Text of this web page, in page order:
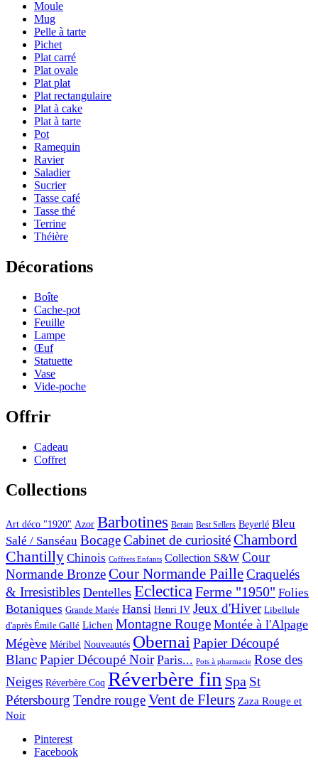
Moule
Mug
Pelle à tarte
Pichet
Plat carré
Plat ovale
Plat plat
Plat rectangulaire
Plat à cake
Plat à tarte
Pot
Ramequin
Ravier
Saladier
Sucrier
Tasse café
Tasse thé
Terrine
Théière
Décorations
Boîte
Cache-pot
Feuille
Lampe
Œuf
Statuette
Vase
Vide-poche
Offrir
Cadeau
Coffret
Collections
Art déco "1920" Azor Barbotines Berain Best Sellers Beyerlé Bleu
Salé / Sanséau BocageCabinet de curiositéChambord
Chantilly Chinois Coffrets Enfants Collection S&W Cour
Normande BronzeCour Normande PailleCraquelés
& Irresistibles Dentelles EclecticaFerme "1950" Folies
Botaniques Grande Marée Hansi Henri IV Jeux d'Hiver Libellule
d'après Émile Gallé Lichen Montagne Rouge Montée à l'Alpage
Mégève Méribel Nouveautés ObernaiPapier Découpé
BlancPapier Découpé Noir Paris... Pots à pharmacie Rose des
Neiges Réverbère Coq Réverbère fin Spa St
Pétersbourg Tendre rougeVent de Fleurs Zaza Rouge et
Noir
Pinterest
Facebook